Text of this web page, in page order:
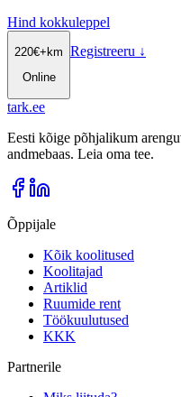
Hind kokkuleppel
220€+km
Online
Registreeru ↓
tark.ee
Eesti kõige põhjalikum
andmebaas. Leia oma tee.
Õppijale
Kõik koolitused
Koolitajad
Artiklid
Ruumide rent
Töökuulutused
KKK
Partnerile